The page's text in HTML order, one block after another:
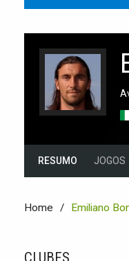
RESUMO JOGOS
Home Emiliano
CLUBES